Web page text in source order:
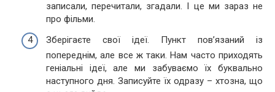
записали, перечитали, згадали. І це ми зараз не
про фільми.
Зберігаєте свої ідеї. Пункт пов’язаний із
попереднім, але все ж таки. Нам часто приходять
геніальні ідеї, але ми забуваємо їх буквально
наступного дня. Записуйте їх одразу – хтозна, що